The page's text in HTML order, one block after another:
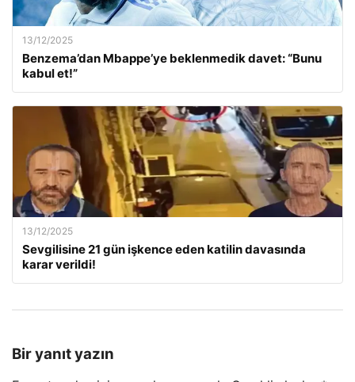
13/12/2025
Benzema’dan Mbappe’ye beklenmedik davet: “Bunu
kabul et!”
13/12/2025
Sevgilisine 21 gün işkence eden katilin davasında
karar verildi!
Bir yanıt yazın